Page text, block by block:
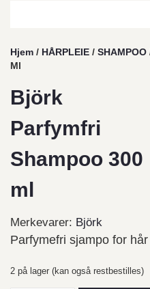
Hjem / HÅRPLEIE / SHAMPOO
Ml
Björk
Parfymfri
Shampoo 300
ml
Merkevarer: Björk
Parfymefri sjampo for
2 på lager (kan også restbestilles)